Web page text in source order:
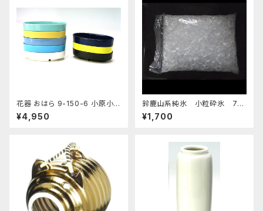
花器 おはら 9-150-6 小原小
判 ナマコ 花瓶 フラワーベース
水盤
¥4,950
鈴鹿山系純氷 小粒砕氷 7k
g
¥1,700